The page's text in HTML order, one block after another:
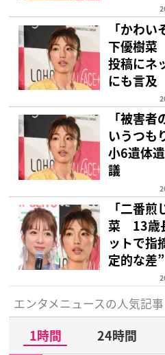
「かわ
下優樹菜
投稿にネ
にも言及
「被害
いうつ
小6遺体
議
「二番
菜 13歳
ットで指
定的な差”
エンタメニュースの人気記事
1時間 24時間